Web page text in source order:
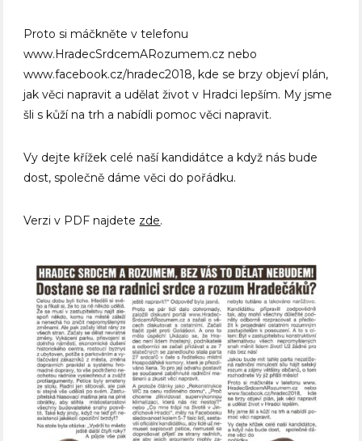
Proto si máčkněte v telefonu
www.HradecSrdcemARozumem.cz nebo
www.facebook.cz/hradec2018, kde se brzy objeví plán,
jak věci napravit a udělat život v Hradci lepším. My jsme
šli s kůží na trh a nabídli pomoc věci napravit.
Vy dejte křížek celé naší kandidátce a když nás bude
dost, společně dáme věci do pořádku.
Verzi v PDF najdete zde.